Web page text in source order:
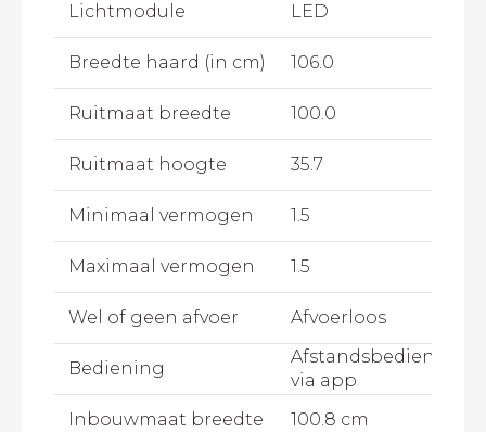
Lichtmodule LED
Breedte haard (in cm) 106.0
Ruitmaat breedte 100.0
Ruitmaat hoogte 35.7
Minimaal vermogen 1.5
Maximaal vermogen 1.5
Wel of geen afvoer Afvoerloos
Bediening
via app
Inbouwmaat breedte
100.8 cm